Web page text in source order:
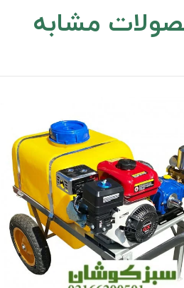
مشابه